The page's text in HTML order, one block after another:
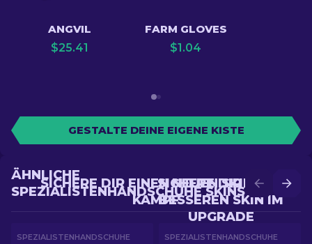
ANGVIL
$25.41
FARM GLOVES
$1.04
GESTALTE DEINE EIGENE KISTE
SICHERE DIR EINEN
BESSEREN SKIN IM
UPGRADE
SICHERE DIR EINEN NEUEN SKIN IM
KAMPF
ÄHNLICHE
SPEZIALISTENHANDSCHUHE SKINS
SPEZIALISTENHANDSCHUHE SPEZIALISTENHANDSCHUHE